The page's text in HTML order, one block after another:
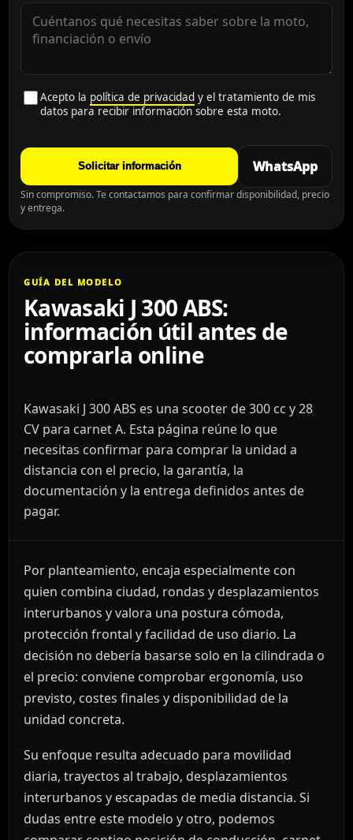
Acepto la política de privacidad y el tratamiento de mis
datos para recibir información sobre esta moto.
Solicitar información WhatsApp
Sin compromiso. Te contactamos para confirmar disponibilidad, precio
y entrega.
GUÍA DEL MODELO
Kawasaki J 300 ABS:
información útil antes de
comprarla online
Kawasaki J 300 ABS es una scooter de 300 cc y 28
CV para carnet A. Esta página reúne lo que
necesitas confirmar para comprar la unidad a
distancia con el precio, la garantía, la
documentación y la entrega definidos antes de
pagar.
Por planteamiento, encaja especialmente con
quien combina ciudad, rondas y desplazamientos
interurbanos y valora una postura cómoda,
protección frontal y facilidad de uso diario. La
decisión no debería basarse solo en la cilindrada o
el precio: conviene comprobar ergonomía, uso
previsto, costes finales y disponibilidad de la
unidad concreta.
Su enfoque resulta adecuado para movilidad
diaria, trayectos al trabajo, desplazamientos
interurbanos y escapadas de media distancia. Si
dudas entre este modelo y otro, podemos